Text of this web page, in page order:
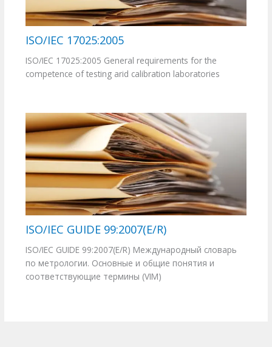
ISO/IEC 17025:2005
ISO/IEC 17025:2005 General requirements for the
competence of testing arid calibration laboratories
ISO/IEC GUIDE 99:2007(E/R)
ISO/IEC GUIDE 99:2007(E/R) Международный словарь
по метрологии. Основные и общие понятия и
соответствующие термины (VIM)